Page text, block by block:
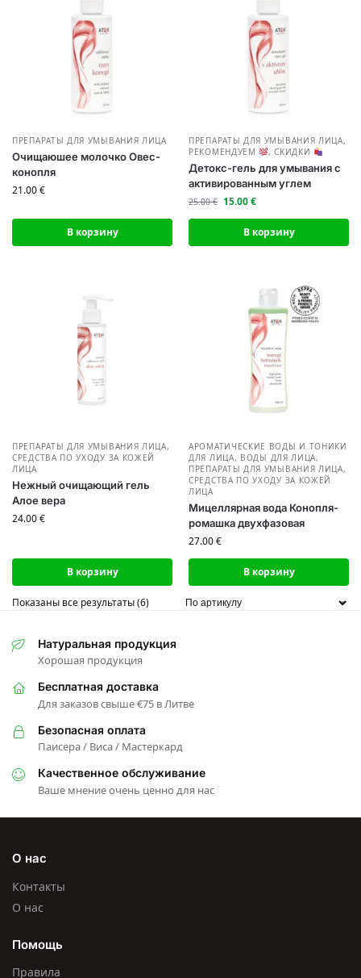
ПРЕПАРАТЫ ДЛЯ УМЫВАНИЯ ЛИЦА
Очищаюшее молочко Овес-
конопля
21.00€
В корзину
ПРЕПАРАТЫ ДЛЯ УМЫВАНИЯ ЛИЦА,
РЕКОМЕНДУЕМ
,СКИДКИ
Детокс-гель для умывания с
активированным углем
25.00€ 15.00€
В корзину
ПРЕПАРАТЫ ДЛЯ УМЫВАНИЯ ЛИЦА,
СРЕДСТВА ПО УХОДУ ЗА КОЖЕЙ
ЛИЦА
Нежный очищающий гель
Алое вера
24.00€
В корзину
АРОМАТИЧЕСКИЕ ВОДЫ И ТОНИКИ
ДЛЯ ЛИЦА, ВОДЫ ДЛЯ ЛИЦА,
ПРЕПАРАТЫ ДЛЯ УМЫВАНИЯ ЛИЦА,
СРЕДСТВА ПО УХОДУ ЗА КОЖЕЙ
ЛИЦА
Мицеллярная вода Конопля-
ромашка двухфазовая
27.00€
В корзину
Показаны все результаты (6)
Натуральная продукция
Хорошая продукция
Бесплатная доставка
Для заказов свыше €75 в Литве
Безопасная оплата
Паисера / Виса / Мастеркард
Качественное обслуживание
Ваше мнение очень ценно для нас
О нас
Контакты
О нас
Помощь
Правила